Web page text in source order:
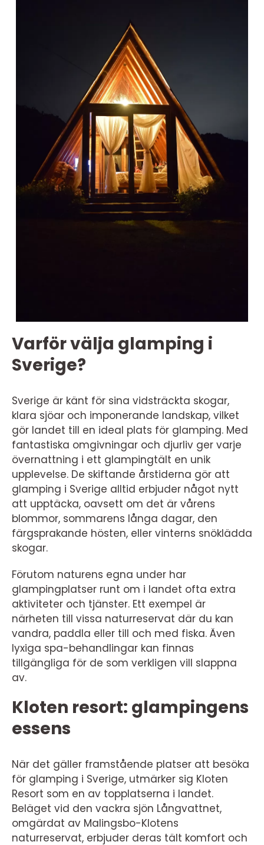
Varför välja glamping i
Sverige?
Sverige är känt för sina vidsträckta skogar,
klara sjöar och imponerande landskap, vilket
gör landet till en ideal plats för glamping. Med
fantastiska omgivningar och djurliv ger varje
övernattning i ett glampingtält en unik
upplevelse. De skiftande årstiderna gör att
glamping i Sverige alltid erbjuder något nytt
att upptäcka, oavsett om det är vårens
blommor, sommarens långa dagar, den
färgsprakande hösten, eller vinterns snöklädda
skogar.
Förutom naturens egna under har
glampingplatser runt om i landet ofta extra
aktiviteter och tjänster. Ett exempel är
närheten till vissa naturreservat där du kan
vandra, paddla eller till och med fiska. Även
lyxiga spa-behandlingar kan finnas
tillgängliga för de som verkligen vill slappna
av.
Kloten resort: glampingens
essens
När det gäller framstående platser att besöka
för glamping i Sverige, utmärker sig Kloten
Resort som en av topplatserna i landet.
Beläget vid den vackra sjön Långvattnet,
omgärdat av Malingsbo-Klotens
naturreservat, erbjuder deras tält komfort och